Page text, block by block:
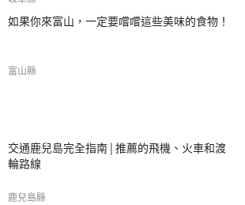
如果你來富山，一定要嚐嚐這些美味的食物！
富山縣
交通鹿兒島完全指南 | 推薦的飛機、火車和渡
輪路線
鹿兒島縣